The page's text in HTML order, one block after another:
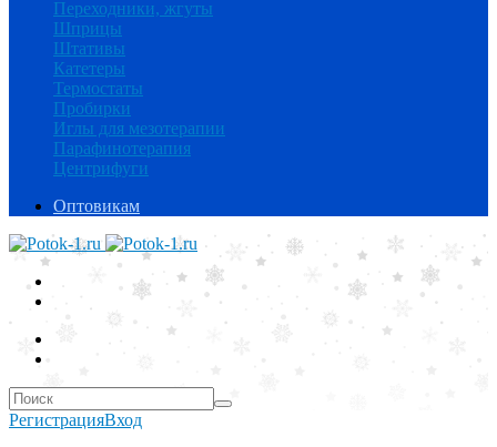
Переходники, жгуты
Шприцы
Штативы
Катетеры
Термостаты
Пробирки
Иглы для мезотерапии
Парафинотерапия
Центрифуги
Оптовикам
РегистрацияВход